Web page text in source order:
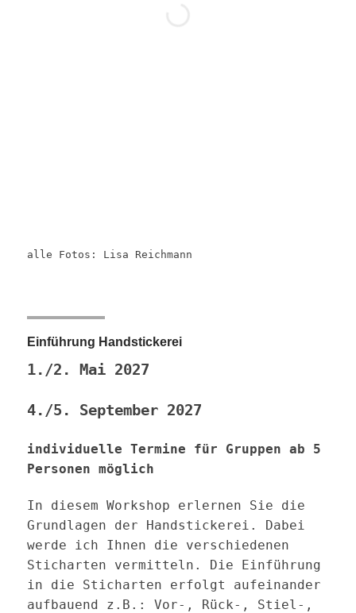
alle Fotos: Lisa Reichmann
Einführung Handstickerei
1./2. Mai 2027
4./5. September 2027
individuelle Termine für Gruppen ab 5
Personen möglich
In diesem Workshop erlernen Sie die
Grundlagen der Handstickerei. Dabei
werde ich Ihnen die verschiedenen
Sticharten vermitteln. Die Einführung
in die Sticharten erfolgt aufeinander
aufbauend z.B.: Vor-, Rück-, Stiel-,